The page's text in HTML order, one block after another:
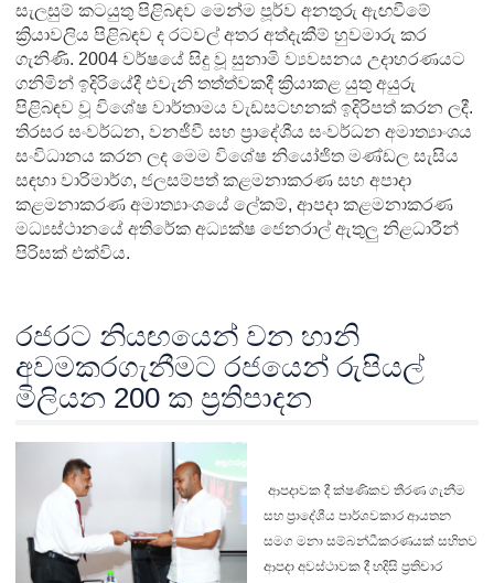
සැලසුම් කටයුතු පිළිබඳව මෙන්ම පූර්ව අනතුරු ඇඟවීමේ
ක්‍රියාවලිය පිළිබඳව ද රටවල් අතර අත්දැකීම් හුවමාරු කර
ගැනිණි. 2004 වර්ෂයේ සිදු වූ සුනාමි ව්‍යවසනය උදාහරණයට
ගනිමින් ඉදිරියේදී එවැනි තත්ත්වකදී ක්‍රියාකළ යුතු අයුරු
පිළිබඳව වූ විශේෂ වාර්තාමය වැඩසටහනක් ඉදිරිපත් කරන ලදී.
තිරසර සංවර්ධන, වනජීවී සහ ප්‍රාදේශීය සංවර්ධන අමාත්‍යාංශය
සංවිධානය කරන ලද මෙම විශේෂ නියෝජිත මණ්ඩල සැසිය
සඳහා වාරිමාර්ග, ජලසම්පත් කළමනාකරණ සහ අපාදා
කළමනාකරණ අමාත්‍යාංශයේ ලේකම්, ආපදා කළමනාකරණ
මධ්‍යස්ථානයේ අතිරේක අධ්‍යක්ෂ ජෙනරාල් ඇතුලු නිළධාරීන්
පිරිසක් එක්විය.
රජරට නියඟයෙන් වන හානි
අවමකරගැනීමට රජයෙන් රුපියල්
මිලියන 200 ක ප්‍රතිපාදන
ආපදාවක දී ක්ෂණිකව තීරණ ගැනීම
සහ ප්‍රාදේශීය පාර්ශවකාර ආයතන
සමග මනා සම්බන්ධීකරණයක් සහිතව
ආපදා අවස්ථාවක දී හදිසි ප්‍රතිචාර